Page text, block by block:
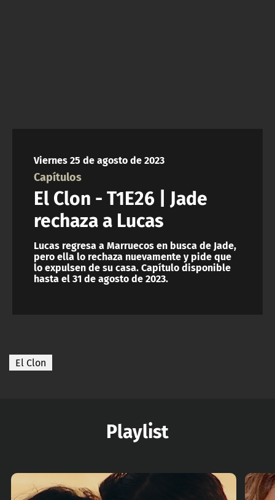
Viernes 25 de agosto de 2023
Capítulos
El Clon - T1E26 | Jade
rechaza a Lucas
Lucas regresa a Marruecos en busca de Jade,
pero ella lo rechaza nuevamente y pide que
lo expulsen de su casa. Capítulo disponible
hasta el 31 de agosto de 2023.
El Clon
Playlist